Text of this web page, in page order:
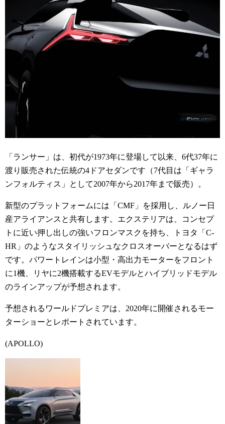
「ランサー」は、初代が1973年に登場して以来、6代37年に
渡り販売された伝統の4ドアセダンです（7代目は「ギャラ
ンフォルティス」として2007年から2017年まで販売）。
新型のプラットフォームには「CMF」を採用し、ルノー日
産アライアンスと共有します。エクステリアは、コンセプ
トに近い押し出しの強いフロンマスクを持ち、トヨタ「C-
HR」のようなスタイリッシュなクロスオーバーとなるはず
です。パワートレインは小型・高出力モーターをフロント
に1機、リヤに2機搭載するEVモデルとハイブリッドモデル
のラインアップが予想されます。
予想されるワールドプレミアは、2020年に開催されるモー
ターショーとレポートされています。
(APOLLO)